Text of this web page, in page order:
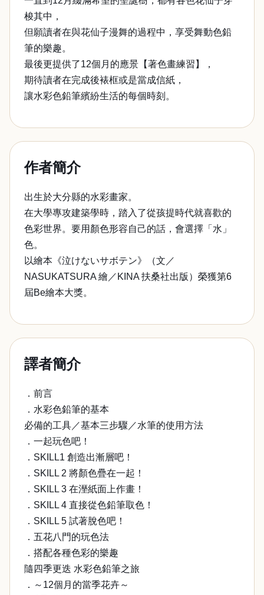
梭其中，
但願讀者在與花仙子漫舞的過程中，享受舞動色鉛
筆的樂趣。
最後更提供了12個月的應景【著色畫練習】，
期待讀者在完成後裱框或是當成信紙，
讓水彩色鉛筆繽紛生活的每個時刻。
作者簡介
出生於大分縣的水彩畫家。
在大學專攻建築學時，踏入了從孩提時代就喜歡的
色彩世界。要用顏色形容自己的話，會選擇「水」
色。
以繪本《泣けないサボテン》（文／
NASUKATSURA 繪／KINA 扶桑社出版）榮獲第6
屆Be繪本大獎。
譯者簡介
．前言
．水彩色鉛筆的基本
必備的工具／基本三步驟／水筆的使用方法
．一起玩色吧！
．SKILL1 創造出漸層吧！
．SKILL 2 將顏色疊在一起！
．SKILL 3 在溼紙面上作畫！
．SKILL 4 直接從色鉛筆取色！
．SKILL 5 試著脫色吧！
．五花八門的玩色法
．搭配各種色彩的樂趣
隨四季更迭 水彩色鉛筆之旅
．～12個月的當季花卉～